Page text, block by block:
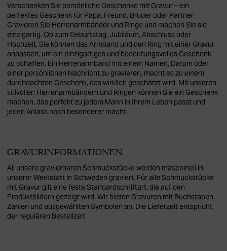
Verschenken Sie persönliche Geschenke mit Gravur – ein
perfektes Geschenk für Papa, Freund, Bruder oder Partner.
Gravieren Sie Herrenarmbänder und Ringe und machen Sie sie
einzigartig. Ob zum Geburtstag, Jubiläum, Abschluss oder
Hochzeit, Sie können das Armband und den Ring mit einer Gravur
anpassen, um ein einzigartiges und bedeutungsvolles Geschenk
zu schaffen. Ein Herrenarmband mit einem Namen, Datum oder
einer persönlichen Nachricht zu gravieren, macht es zu einem
durchdachten Geschenk, das wirklich geschätzt wird. Mit unseren
stilvollen Herrenarmbändern und Ringen können Sie ein Geschenk
machen, das perfekt zu jedem Mann in Ihrem Leben passt und
jeden Anlass noch besonderer macht.
GRAVURINFORMATIONEN
All unsere gravierbaren Schmuckstücke werden maschinell in
unserer Werkstatt in Schweden graviert. Für alle Schmuckstücke
mit Gravur gilt eine feste Standardschriftart, die auf den
Produktbildern gezeigt wird. Wir bieten Gravuren mit Buchstaben,
Zahlen und ausgewählten Symbolen an. Die Lieferzeit entspricht
der regulären Bestellzeit.